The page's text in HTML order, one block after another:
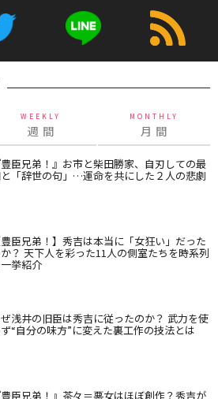
WEEKLY
週 間
MONTHLY
月 間
豊臣兄弟！』お市と柴田勝家、自刃しての最
「辞世の句」…運命を共にした２人の悲劇
豊臣兄弟！】秀吉は本当に「女狂い」だった
？ 天下人を彩った11人の側室たちを時系列
挙紹介
浅井の旧臣は秀吉に従ったのか？ 武力を使
“自分の味方”に変えた裏工作の技法とは
豊臣兄弟！』茶々＝悪女はほぼ創作？秀吉が